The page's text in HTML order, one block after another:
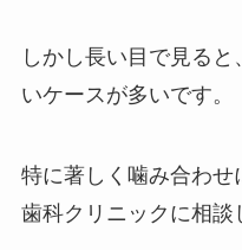
しかし長い目で見る
いケースが多いです。
特に著しく噛み合わせ
歯科クリニックに相談